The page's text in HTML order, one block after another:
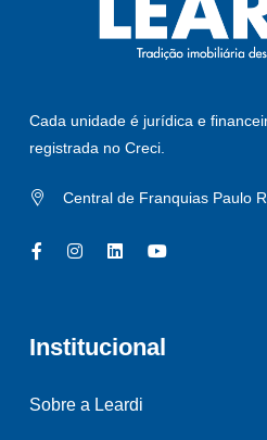
Cada unidade é jurídica e
registrada no Creci.
Central de Franquias Paulo
Institucional
Sobre a Leardi